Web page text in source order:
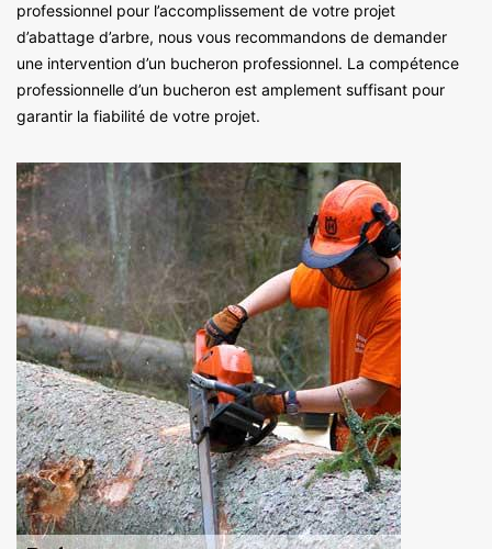
professionnel pour l’accomplissement de votre projet
d’abattage d’arbre, nous vous recommandons de demander
une intervention d’un bucheron professionnel. La compétence
professionnelle d’un bucheron est amplement suffisant pour
garantir la fiabilité de votre projet.